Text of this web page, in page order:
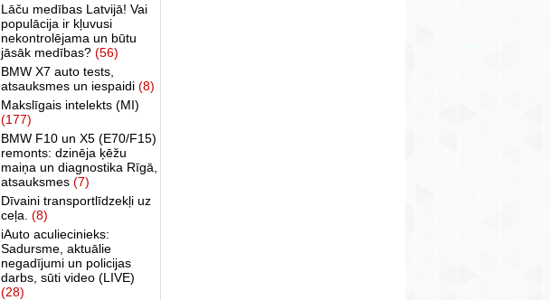
Lāču medības Latvijā! Vai
populācija ir kļuvusi
nekontrolējama un būtu
jāsāk medības? (56)
BMW X7 auto tests,
atsauksmes un iespaidi (8)
Makslīgais intelekts (MI)
(177)
BMW F10 un X5 (E70/F15)
remonts: dzinēja ķēžu
maiņa un diagnostika Rīgā,
atsauksmes (7)
Dīvaini transportlīdzekļi uz
ceļa. (8)
iAuto aculiecinieks:
Sadursme, aktuālie
negadījumi un policijas
darbs, sūti video (LIVE)
(28)